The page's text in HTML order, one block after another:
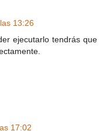
13:26
ejecutarlo tendrás que
17:02